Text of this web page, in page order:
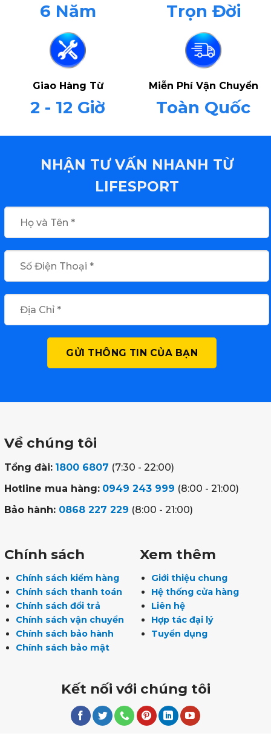
6 Năm Trọn Đời
Giao Hàng Từ
2 - 12 Giờ
Miễn Phí Vận Chuyển
Toàn Quốc
NHẬN TƯ VẤN NHANH TỪ
LIFESPORT
Về chúng tôi
Tổng đài: 1800 6807 (7:30 - 22:00)
Hotline mua hàng: 0949 243 999 (8:00 - 21:00)
Bảo hành: 0868 227 229 (8:00 - 21:00)
Chính sách
Chính sách kiểm hàng
Chính sách thanh toán
Chính sách đổi trả
Chính sách vận chuyển
Chính sách bảo hành
Chính sách bảo mật
Xem thêm
Giới thiệu chung
Hệ thống cửa hàng
Liên hệ
Hợp tác đại lý
Tuyển dụng
Kết nối với chúng tôi